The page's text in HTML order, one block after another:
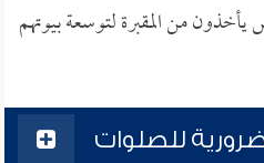
يأخذون من المقبرة لتوسعة بيوتهم
للصلوات